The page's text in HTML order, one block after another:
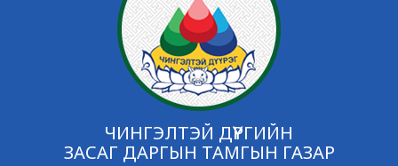
ЧИНГЭЛТЭЙ ДҮҮРГИЙН
ЗАСАГ ДАРГЫН ТАМГЫН ГАЗАР